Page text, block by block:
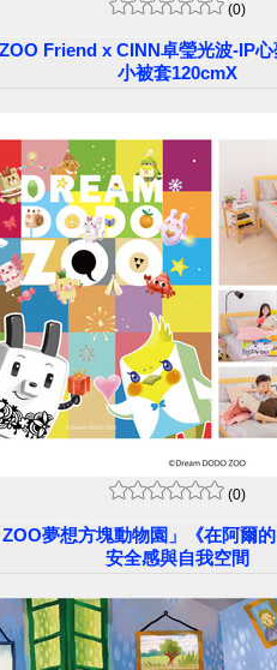
(0)
Friend x CINN卓瑩光波-IP心
小被套120cmX
(0)
ZOO夢想方塊動物園」《在阿爾
安全感與自我空間